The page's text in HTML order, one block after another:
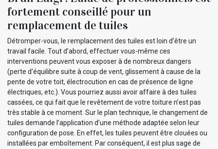
fortement conseillé pour un
remplacement de tuiles
Détromper-vous, le remplacement des tuiles est loin d’être un
travail facile. Tout d’abord, effectuer vous-même ces
interventions peuvent vous exposer à de nombreux dangers
(perte d'équilibre suite à coup de vent, glissement à cause de la
pente de votre toit, électrocution en cas de présence de ligne
électriques, etc.). Vous pourriez aussi avoir affaire à des tuiles
cassées, ce qui fait que le revêtement de votre toiture n’est pas
très stable à ce moment. Sur le plan technique, le changement de
tuiles demande l’application d’une méthode adaptée selon leur
configuration de pose. En effet, les tuiles peuvent être clouées ou
installées par emboîtement. Par conséquent, il est plus sage de